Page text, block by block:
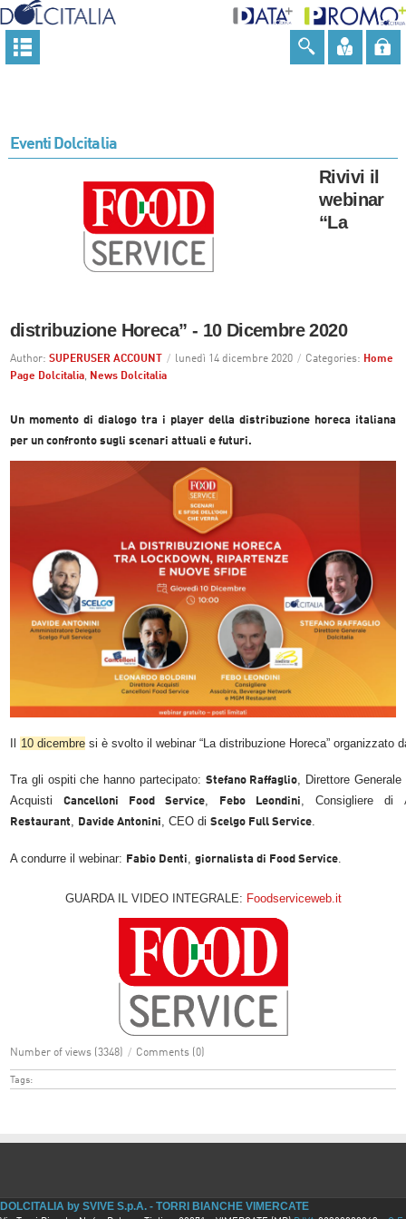
Eventi Dolcitalia
Rivivi il
webinar
“La
distribuzione Horeca” - 10 Dicembre 2020
Author: SUPERUSER ACCOUNT / lunedì 14 dicembre 2020 / Categories: Home
Page Dolcitalia, News Dolcitalia
Un momento di dialogo tra i player della distribuzione horeca italiana
per un confronto sugli scenari attuali e futuri.
10 dicembre si è svolto il webinar “La distribuzione Horeca” organizzato
Tra gli ospiti che hanno partecipato: Stefano Raffaglio
, Direttore
Acquisti Cancelloni Food Service, Febo Leondini , Consigliere di
Restaurant
Davide Antonini , CEO di Scelgo Full Service.
A condurre il webinar: Fabio Denti giornalista di Food Service.
GUARDA IL VIDEO INTEGRALE: Foodserviceweb.it
Number of views (3348) / Comments (0)
Tags:
DOLCITALIA by SVIVE S.p.A. - TORRI BIANCHE VIMERCATE